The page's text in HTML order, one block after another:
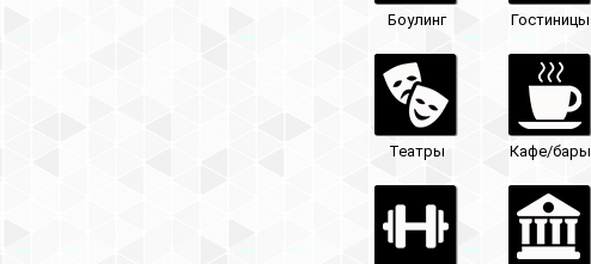
Боулинг Гостиницы
Театры Кафе/бары